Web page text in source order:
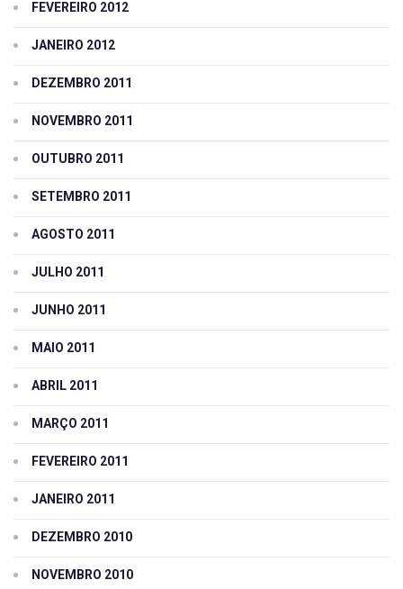
FEVEREIRO 2012
JANEIRO 2012
DEZEMBRO 2011
NOVEMBRO 2011
OUTUBRO 2011
SETEMBRO 2011
AGOSTO 2011
JULHO 2011
JUNHO 2011
MAIO 2011
ABRIL 2011
MARÇO 2011
FEVEREIRO 2011
JANEIRO 2011
DEZEMBRO 2010
NOVEMBRO 2010